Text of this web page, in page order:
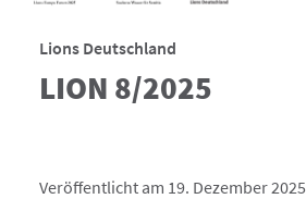
Lions Deutschland
LION 8/2025
Veröffentlicht am 19. Dezember 2025